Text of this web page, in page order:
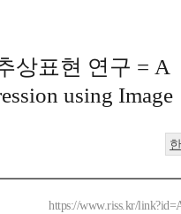
상표현 연구 = A
using Image
https://www.riss.kr/